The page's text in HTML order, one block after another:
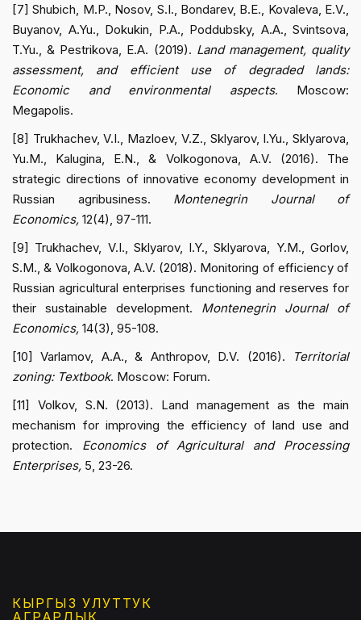
[7] Shubich, M.P., Nosov, S.I., Bondarev, B.E., Kovaleva, E.V.,
Buyanov, A.Yu., Dokukin, P.A., Poddubsky, A.A., Svintsova,
T.Yu., & Pestrikova, E.A. (2019). Land management, quality
assessment, and efficient use of degraded lands:
Economic and environmental aspects. Moscow:
Megapolis.
[8] Trukhachev, V.I., Mazloev, V.Z., Sklyarov, I.Yu., Sklyarova,
Yu.M., Kalugina, E.N., & Volkogonova, A.V. (2016). The
strategic directions of innovative economy development in
Russian agribusiness. Montenegrin Journal of
Economics, 12(4), 97-111.
[9] Trukhachev, V.I., Sklyarov, I.Y., Sklyarova, Y.M., Gorlov,
S.M., & Volkogonova, A.V. (2018). Monitoring of efficiency of
Russian agricultural enterprises functioning and reserves for
their sustainable development. Montenegrin Journal of
Economics, 14(3), 95-108.
[10] Varlamov, A.A., & Anthropov, D.V. (2016).
Territorial
zoning: Textbook. Moscow: Forum.
[11] Volkov, S.N. (2013). Land management as the main
mechanism for improving the efficiency of land use and
protection. Economics of Agricultural and Processing
Enterprises, 5, 23-26.
КЫРГЫЗ УЛУТТУК
АГРАРДЫК